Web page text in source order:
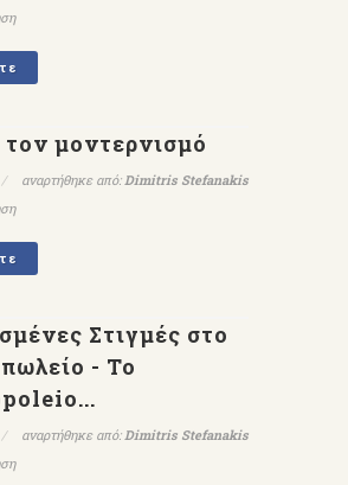
μοντερνισμό
αναρτήθηκε από:Dimitris Stefanakis
Στιγμές στο
- To
αναρτήθηκε από:Dimitris Stefanakis